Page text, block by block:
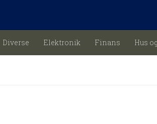
Diverse Elektronik Finans Hus